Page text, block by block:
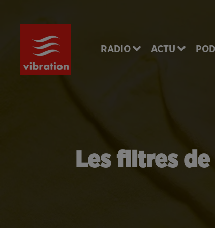
RADIO ACTU
Les filtres